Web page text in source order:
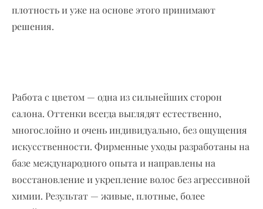
плотность и уже на основе этого принимают
решения.
Работа с цветом — одна из сильнейших сторон
салона. Оттенки всегда выглядят естественно,
многослойно и очень индивидуально, без ощущения
искусственности. Фирменные уходы разработаны на
базе международного опыта и направлены на
восстановление и укрепление волос без агрессивной
химии. Результат — живые, плотные, более